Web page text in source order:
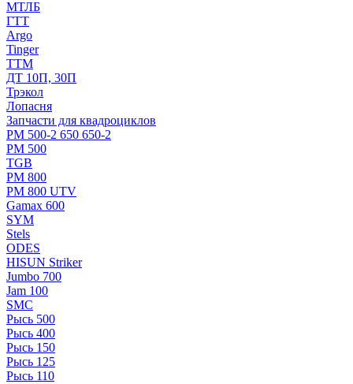
МТЛБ
ГТТ
Argo
Tinger
ТТМ
ДТ 10П, 30П
Трэкол
Лопасня
Запчасти для квадроциклов
РМ 500-2 650 650-2
РМ 500
TGB
РМ 800
РМ 800 UTV
Gamax 600
SYM
Stels
ОDЕS
HISUN Striker
Jumbo 700
Jam 100
SMC
Рысь 500
Рысь 400
Рысь 150
Рысь 125
Рысь 110